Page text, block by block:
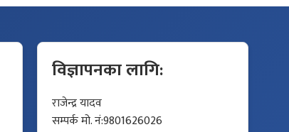
विज्ञापनका लागि:
राजेन्द्र यादव
सम्पर्क मो. नं:9801626026